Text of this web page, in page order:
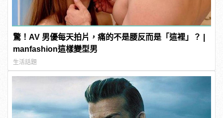
驚！AV 男優每天拍片，痛的不是腰反而是「這裡」？ |
manfashion這樣變型男
生活話題